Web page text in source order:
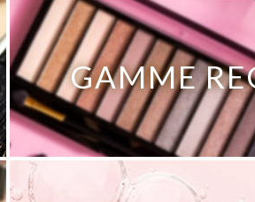
GAMME